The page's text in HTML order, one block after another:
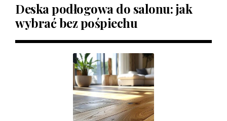
Deska podłogowa do salonu: jak
wybrać bez pośpiechu